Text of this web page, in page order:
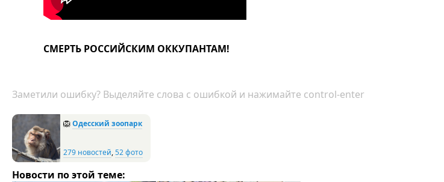
СМЕРТЬ РОССИЙСКИМ ОККУПАНТАМ!
Заметили ошибку? Выделяйте слова с ошибкой и нажимайте control-enter
🦁Одесский зоопарк
279 новостей,52 фото
Новости по этой теме: